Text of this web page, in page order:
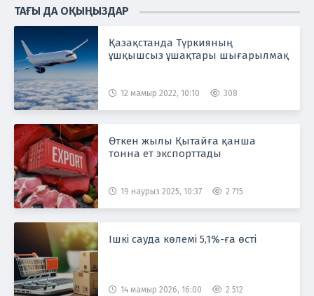
ТАҒЫ ДА ОҚЫҢЫЗДАР
Қазақстанда Түркияның
ұшқышсыз ұшақтары шығарылмақ
12 мамыр 2022, 10:10 308
Өткен жылы Қытайға қанша
тонна ет экспорттады
19 наурыз 2025, 10:37 2 715
Ішкі сауда көлемі 5,1%-ға өсті
14 мамыр 2026, 16:00 2 512